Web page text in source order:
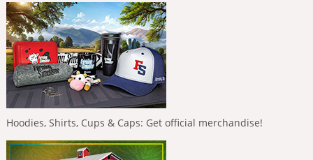
Hoodies, Shirts, Cups & Caps: Get official merchandise!